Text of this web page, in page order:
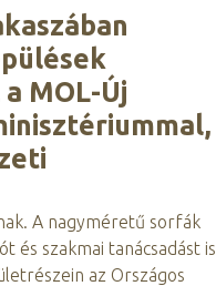
MOL-Új
A nagyméretű sorfák
és szakmai tanácsadást is
az Országos